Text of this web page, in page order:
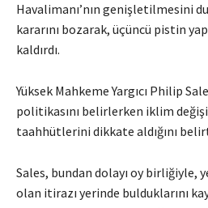
Havalimanı’nın genişletilmesini
kararını bozarak, üçüncü pistin
kaldırdı.
Yüksek Mahkeme Yargıcı Philip
politikasını belirlerken iklim
taahhütlerini dikkate aldığını
Sales, bundan dolayı oy birliğiyle,
olan itirazı yerinde bulduklarını